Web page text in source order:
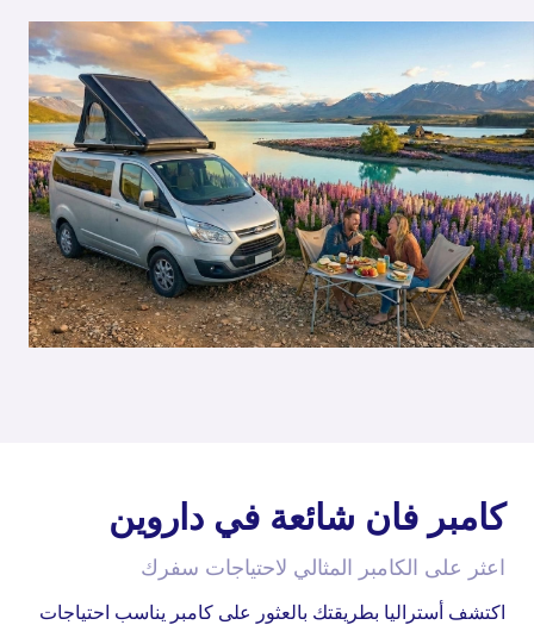
كامبر فان شائعة في داروين
اعثر على الكامبر المثالي لاحتياجات سفرك
اكتشف أستراليا بطريقتك بالعثور على كامبر يناسب احتياجات